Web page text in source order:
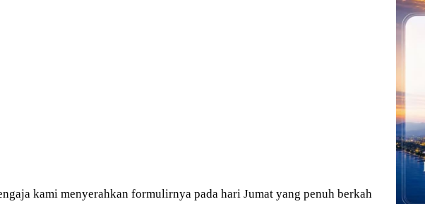
kami menyerahkan formulirnya pada hari Jumat yang penuh berkah